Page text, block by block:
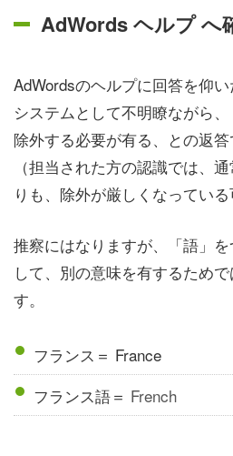
AdWords ヘルプ へ
AdWordsのヘルプに回答を仰い
システムとして不明瞭ながら
除外する必要が有る、との返答
（担当された方の認識では、
りも、除外が厳しくなっている
推察にはなりますが、「語」
して、別の意味を有するため
す。
フランス＝ France
フランス語＝ French